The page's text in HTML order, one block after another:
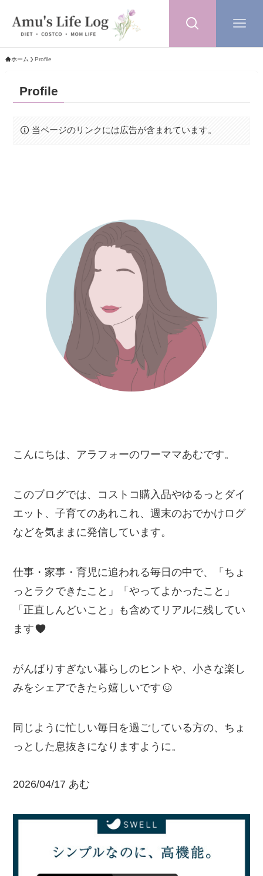
ホーム Profile
Profile
当ページのリンクには広告が含まれています。
こんにちは、アラフォーのワーママあむです。
このブログでは、コストコ購入品やゆるっとダイ
エット、子育てのあれこれ、週末のおでかけログ
などを気ままに発信しています。
仕事・家事・育児に追われる毎日の中で、「ちょ
っとラクできたこと」「やってよかったこと」
「正直しんどいこと」も含めてリアルに残してい
ます
がんばりすぎない暮らしのヒントや、小さな楽し
みをシェアできたら嬉しいです
同じように忙しい毎日を過ごしている方の、ちょ
っとした息抜きになりますように。
2026/04/17 あむ